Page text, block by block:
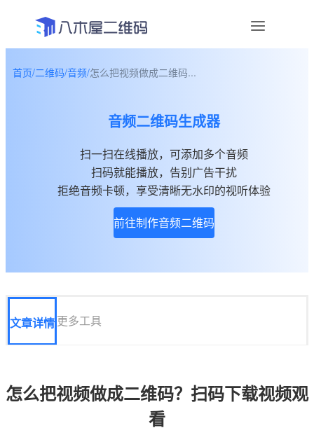
关于我们
首页/二维码/音频/怎么把视频做成二维码...
音频二维码生成器
扫一扫在线播放，可添加多个音频
扫码就能播放，告别广告干扰
拒绝音频卡顿，享受清晰无水印的视听体验
前往制作音频二维码
文章详情更多工具
怎么把视频做成二维码？扫码下载视频观
看